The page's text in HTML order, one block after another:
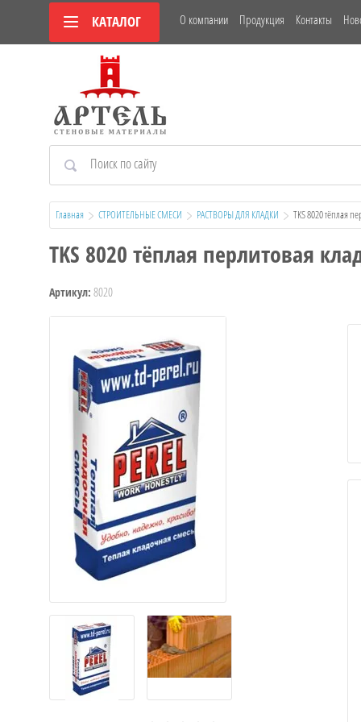
КАТАЛОГ О компании Продукция Контакты
Главная СТРОИТЕЛЬНЫЕ СМЕСИ РАСТВОРЫ ДЛЯ КЛАДКИ
TKS 8020 тёплая
TKS 8020 тёплая перлитовая
Артикул: 8020